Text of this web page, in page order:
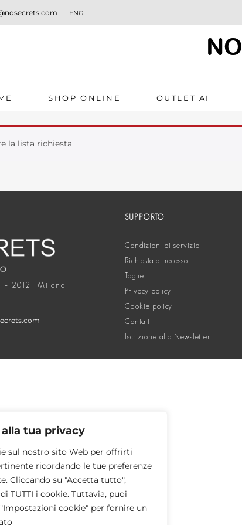
tua privacy
sul nostro sito Web per offrirti
ricordando le tue preferenze
Cliccando su "Accetta tutto",
TUTTI i cookie. Tuttavia, puoi
cookie" per fornire un
ENG
NO
SHOP ONLINE OUTLET AI
la lista richiesta
20121 Milano
SUPPORTO
Condizioni di servizio
Richiesta di recesso
Taglie
Privacy policy
Cookie policy
Contatti
Iscrizione alla Newsletter